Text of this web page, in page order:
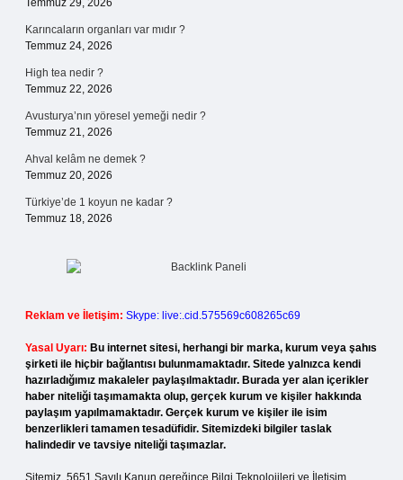
Temmuz 29, 2026
Karıncaların organları var mıdır ?
Temmuz 24, 2026
High tea nedir ?
Temmuz 22, 2026
Avusturya’nın yöresel yemeği nedir ?
Temmuz 21, 2026
Ahval kelâm ne demek ?
Temmuz 20, 2026
Türkiye’de 1 koyun ne kadar ?
Temmuz 18, 2026
Reklam ve İletişim: Skype: live:.cid.575569c608265c69
Yasal Uyarı: Bu internet sitesi, herhangi bir marka, kurum veya şahıs
şirketi ile hiçbir bağlantısı bulunmamaktadır. Sitede yalnızca kendi
hazırladığımız makaleler paylaşılmaktadır. Burada yer alan içerikler
haber niteliği taşımamakta olup, gerçek kurum ve kişiler hakkında
paylaşım yapılmamaktadır. Gerçek kurum ve kişiler ile isim
benzerlikleri tamamen tesadüfidir. Sitemizdeki bilgiler taslak
halindedir ve tavsiye niteliği taşımazlar.
Sitemiz, 5651 Sayılı Kanun gereğince Bilgi Teknolojileri ve İletişim